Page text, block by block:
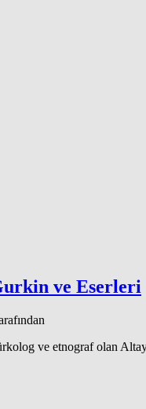
ve Eserleri
ve etnograf olan